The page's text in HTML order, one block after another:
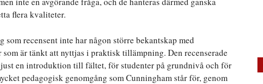
flera kvaliteter.
som recensent inte har någon större bekantskap med
är tänkt att nyttjas i praktisk tillämpning. Den recenserade
en introduktion till fältet, för studenter på grundnivå och för
pedagogisk genomgång som Cunningham står för, genom